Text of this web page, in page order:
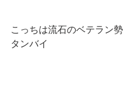
こっちは流石のベテラン勢
タンバイ